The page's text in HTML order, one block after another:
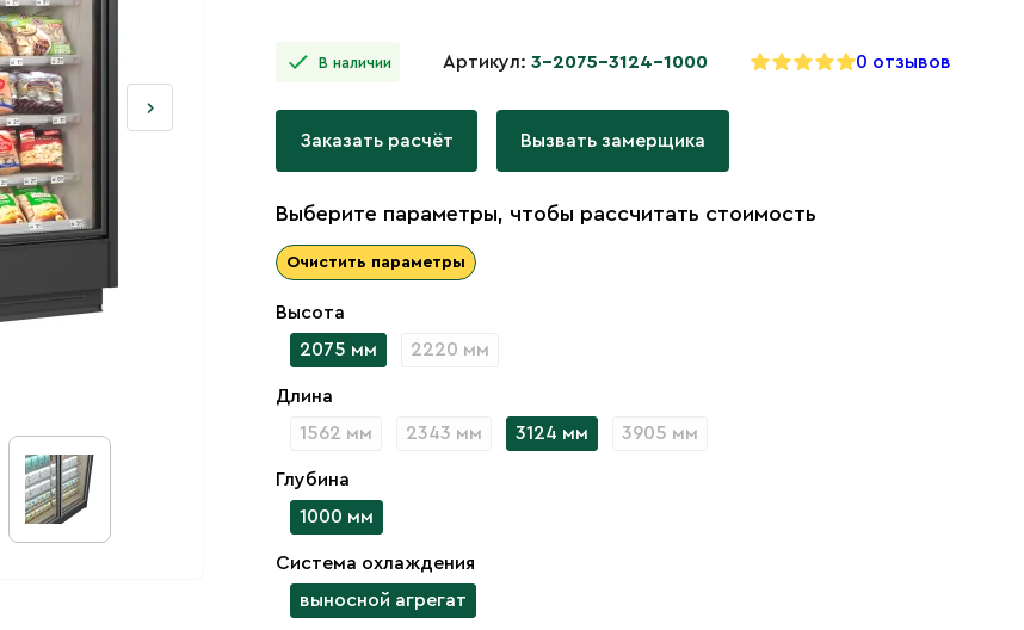
В наличии Артикул: 3-2075-3124-1000 0 отзывов
Заказать расчёт Вызвать замерщика
Выберите параметры, чтобы рассчитать стоимость
Очистить параметры
Высота
2075 мм
2220 мм
Длина
1562 мм
2343 мм 3124 мм 3905 мм
Глубина
1000 мм
Система охлаждения
выносной агрегат